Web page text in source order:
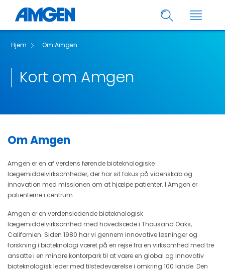
Hjem Om Amgen
Kort om Amgen
Om Amgen
Amgen er en af verdens førende bioteknologiske
lægemiddelvirksomheder, der har sit fokus på videnskab og
innovation med missionen om at hjælpe patienter. I Amgen er
patienterne i centrum.
Amgen er en verdensledende bioteknologisk
lægemiddelvirksomhed med hovedsæde i Thousand Oaks,
Californien. Siden 1980 har vi gennem innovative løsninger og
forskning i bioteknologi været på en rejse fra en virksomhed med tre
ansatte i en mindre kontorpark til at være en global og innovativ
bioteknologisk leder med tilstedeværelse i omkring 100 lande. Den